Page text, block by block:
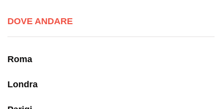
DOVE ANDARE
Roma
Londra